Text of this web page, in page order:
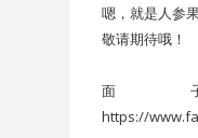
嗯，就是人参
敬请期待哦！
面
https://